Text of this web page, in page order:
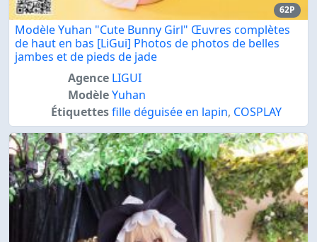
62P
Modèle Yuhan "Cute Bunny Girl" Œuvres complètes
de haut en bas [LiGui] Photos de photos de belles
jambes et de pieds de jade
Agence LIGUI
ModèleYuhan
Étiquettesfille déguisée en lapin, COSPLAY